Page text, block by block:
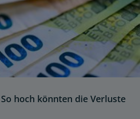
hoch könnten die Verluste